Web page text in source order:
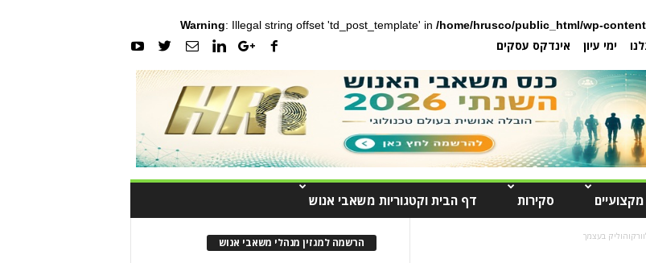
Warning: Illegal string offset 'td_post_template' in /home/hrusco/public_html/wp-
ימי עיון אינדקס עסקים
סקירות דף הבית וקטגוריות משאבי אנוש
בעצמך הרשמה למגזין מנהלי משאבי אנוש